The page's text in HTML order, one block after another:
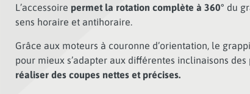
L’accessoire permet la rotation complète à 360° du
sens horaire et antihoraire.
Grâce aux moteurs à couronne d’orientation, le
pour mieux s’adapter aux différentes inclinaisons
réaliser des coupes nettes et précises.